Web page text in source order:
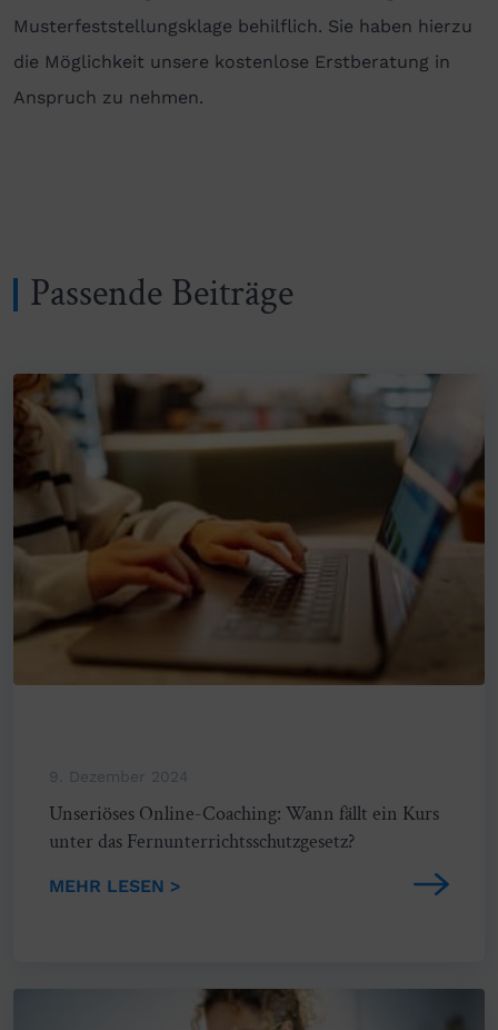
Musterfeststellungsklage behilflich. Sie haben hierzu
die Möglichkeit unsere kostenlose Erstberatung in
Anspruch zu nehmen.
Passende Beiträge
9. Dezember 2024
Unseriöses Online-Coaching: Wann fällt ein Kurs
unter das Fernunterrichtsschutzgesetz?
MEHR LESEN >